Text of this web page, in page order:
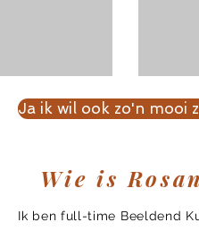
Ja ik wil ook zo'n mooi
Wie is
Ik ben full-time Beeldend